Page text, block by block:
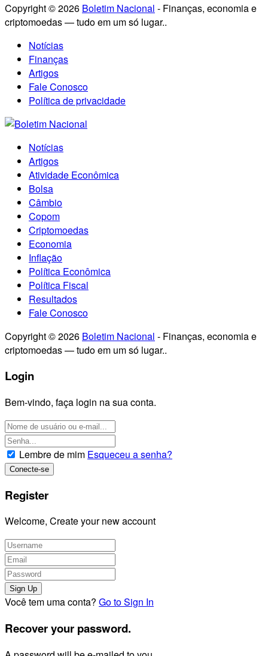
Copyright © 2026 Boletim Nacional - Finanças, economia e
criptomoedas — tudo em um só lugar..
Notícias
Finanças
Artigos
Fale Conosco
Política de privacidade
Notícias
Artigos
Atividade Econômica
Bolsa
Câmbio
Copom
Criptomoedas
Economia
Inflação
Política Econômica
Política Fiscal
Resultados
Fale Conosco
Copyright © 2026 Boletim Nacional - Finanças, economia e
criptomoedas — tudo em um só lugar..
Login
Bem-vindo, faça login na sua conta.
Lembre de mim Esqueceu a senha?
Register
Welcome, Create your new account
Você tem uma conta? Go to Sign In
Recover your password.